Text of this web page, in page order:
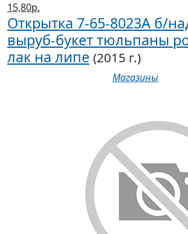
15,80р.
Открытка 7-65-8023А б/
выруб-букет тюльпаны
лак на липе (2015 г.)
Магазины